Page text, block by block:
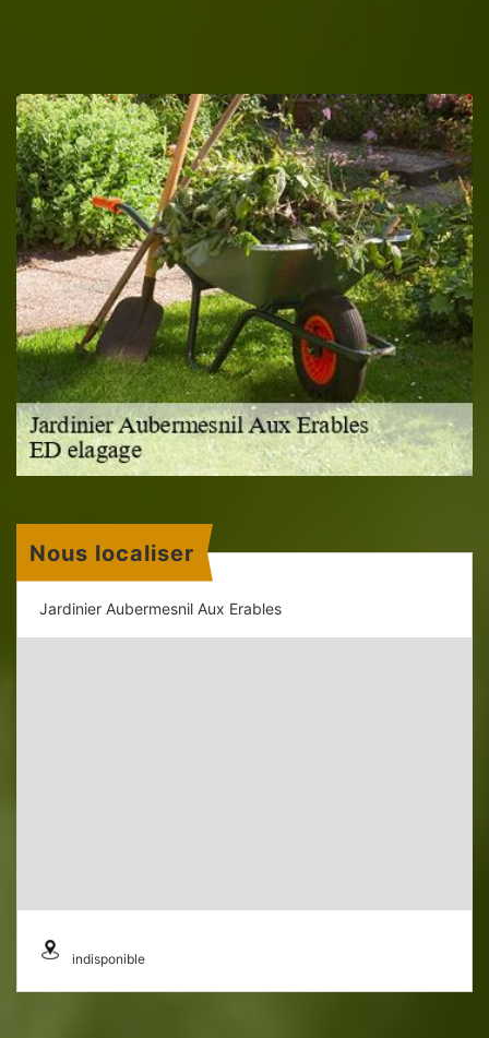
Nous localiser
Jardinier Aubermesnil Aux Erables
indisponible